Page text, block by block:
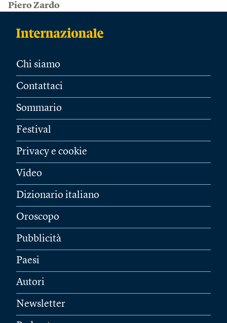
Piero Zardo
Chi siamo
Contattaci
Sommario
Festival
Privacy e cookie
Video
Dizionario italiano
Oroscopo
Pubblicità
Paesi
Autori
Newsletter